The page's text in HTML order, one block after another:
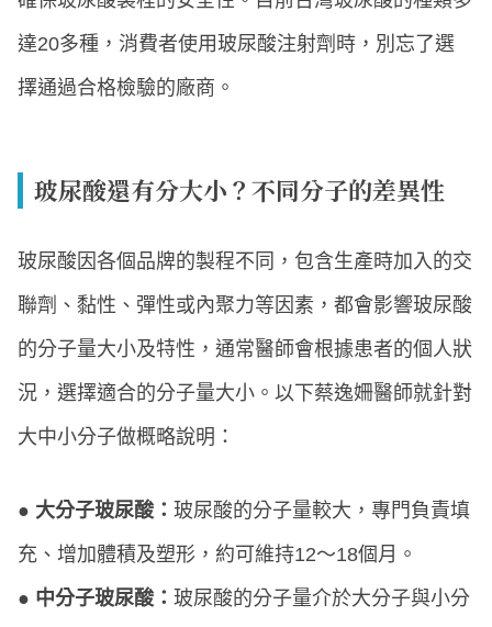
達20多種，消費者使用玻尿酸注射劑時，別忘了選
擇通過合格檢驗的廠商。
玻尿酸還有分大小？不同分子的差異性
玻尿酸因各個品牌的製程不同，包含生產時加入的交
聯劑、黏性、彈性或內聚力等因素，都會影響玻尿酸
的分子量大小及特性，通常醫師會根據患者的個人狀
況，選擇適合的分子量大小。以下蔡逸姍醫師就針對
大中小分子做概略說明：
● 大分子玻尿酸：玻尿酸的分子量較大，專門負責填
充、增加體積及塑形，約可維持12～18個月。
● 中分子玻尿酸：玻尿酸的分子量介於大分子與小分